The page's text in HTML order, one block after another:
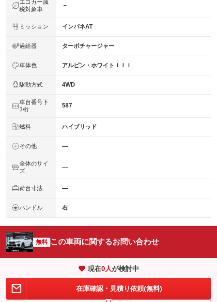
エコカー減
税対象車
－
ミッション インパネAT
過給器 ターボチャージャー
車体色 アルピン・ホワイトＩＩＩ
駆動方式 4WD
車台番号下
3桁
587
燃料 ハイブリッド
その他 ―
全体のサイ
ズ
―
荷台寸法 ―
ハンドル 右
無料 この車両に関するお問い合わせ
現在0人が検討中
在庫確認・見積り依頼(無料)